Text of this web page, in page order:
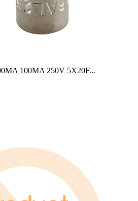
100MA 250V 5X20F...